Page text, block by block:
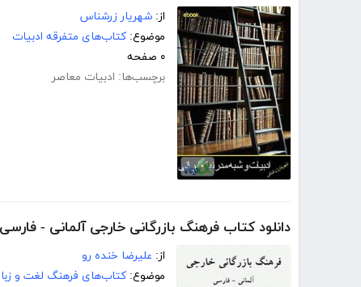
از: شهریار زرشناس
موضوع: کتاب‌های متفرقه ادبیات
۰ صفحه
برچسب‌ها: ادبیات معاصر
دانلود کتاب فرهنگ بازرگانی خارجی آلمانی - فارسی
از: علیرضا خنده رو
موضوع: کتاب‌های فرهنگ لغت و